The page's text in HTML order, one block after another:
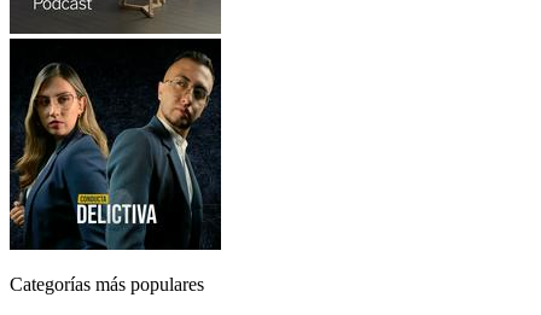
Categorías más populares